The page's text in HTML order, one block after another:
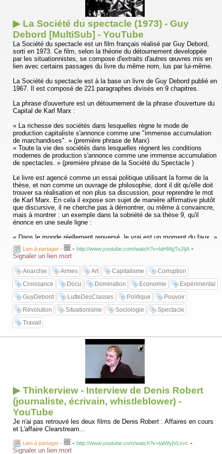
▶ La Société du spectacle (1973) - Guy
Debord [MultiSub] - YouTube
La Société du spectacle est un film français réalisé par Guy Debord,
sorti en 1973. Ce film, selon la théorie du détournement developpée
par les situationnistes, se compose d'extraits d'autres œuvres mis en
lien avec certains passages du livre du même nom, lus par lui-même.
La Société du spectacle est à la base un livre de Guy Debord publié en
1967. Il est composé de 221 paragraphes divisés en 9 chapitres.
La phrase d'ouverture est un détournement de la phrase d'ouverture du
Capital de Karl Marx :
« La richesse des sociétés dans lesquelles règne le mode de
production capitaliste s'annonce comme une "immense accumulation
de marchandises". » (première phrase de Marx)
« Toute la vie des sociétés dans lesquelles règnent les conditions
modernes de production s'annonce comme une immense accumulation
de spectacles. » (première phrase de la Société du Spectacle )
Le livre est agencé comme un essai politique utilisant la forme de la
thèse, et non comme un ouvrage de philosophie, dont il dit qu'elle doit
trouver sa réalisation et non plus sa discussion, pour reprendre le mot
de Karl Marx. En cela il expose son sujet de manière affirmative plutôt
que discursive, il ne cherche pas à démontrer, ou même à convaincre,
mais à montrer : un exemple dans la sobriété de sa thèse 9, qu'il
énonce en une seule ligne :
« Dans le monde réellement renversé, le vrai est un moment du faux. »
Ce relatif laconisme comparé à d'autres ouvrages situationnistes
comme ceux de Raoul Vaneigem rendit relativement difficile les
commentaires ultérieurs du texte, par l'usage de Guy Debord du style
hégelien. Si Guy Debord fait apparaître dans son livre une
interprétation de la critique marxienne du fétichisme de la marchandise
développée dans le premier chapitre du premier livre du Capital (1867),
elle-même faisant suite à la théorie de l'aliénation exposée dans ses
Manuscrits de 1844, son originalité se situe précisément dans la
description de l'avance contemporaine du Capital sur la vie de tous les
jours, dans les moyens qu'il emploie et dans ses finalités modernes de
conquête, dans son emprise sur le monde à travers la marchandise.
Lien à partager - - http://www.youtube.com/watch?v=IaHMgToJIjA -
Signaler un lien mort
Anarchie Armes Art Capitalisme
Corruption
Croissance
Docu Domination Economie
Expérimental
GuyDebord
LutteDesClasses Politique
Pouvoir
Révolution
Situationisme Sociologie
Spectacle
Travail
▶ Thinkerview - Interview de Denis Robert
(journaliste, écrivain, whistleblower) -
YouTube
Je n'ai pas retrouvé les deux films de Denis Robert : Affaires en cours
et L'affaire Clearstream...
Lien à partager - - http://www.youtube.com/watch?v=taiWyjVLvvc -
Signaler un lien mort